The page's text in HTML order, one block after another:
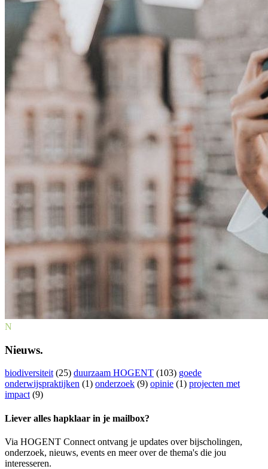
N
Nieuws.
biodiversiteit(25) duurzaam HOGENT (103) goede
onderwijspraktijken (1) onderzoek (9) opinie (1) projecten met
impact(9)
Liever alles hapklaar in je mailbox?
Via HOGENT Connect ontvang je updates over bijscholingen,
onderzoek, nieuws, events en meer over de thema's die jou
interesseren.